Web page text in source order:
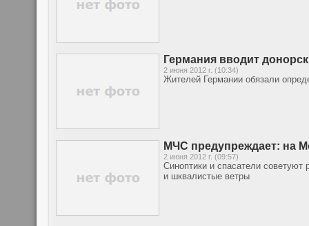
Германия вводит
2 июня 2012 г. (10:34)
Жителей Германии обязали
МЧС предупреждает: на
2 июня 2012 г. (09:57)
Синоптики и спасатели советуют
и шквалистые ветры